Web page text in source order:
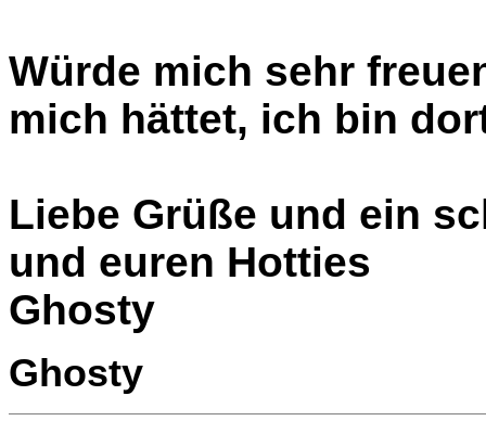
Würde mich sehr
mich hättet, ich bin
Liebe Grüße und ein
und euren Hotties
Ghosty
Ghosty